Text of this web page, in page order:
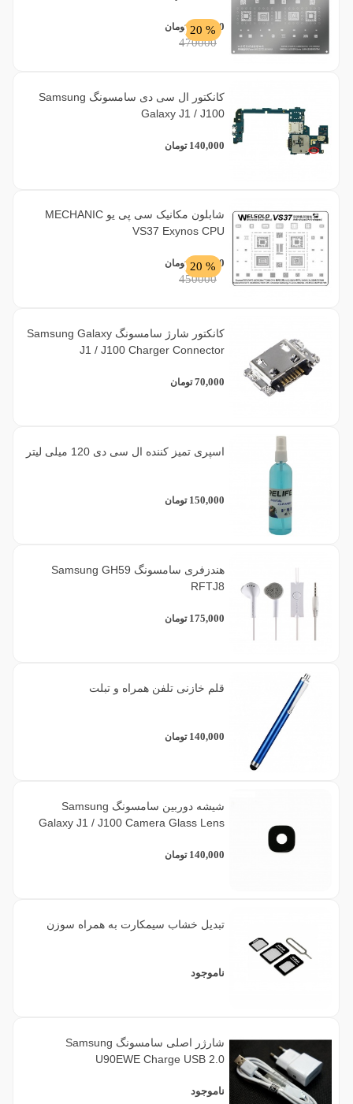
% 20
376,000 تومان
470000
کانکتور ال سی دی سامسونگ Samsung
Galaxy J1 / J100
140,000 تومان
شابلون مکانیک سی پی یو MECHANIC
VS37 Exynos CPU
% 20
360,000 تومان
450000
کانکتور شارژ سامسونگ Samsung Galaxy
J1 / J100 Charger Connector
70,000 تومان
اسپری تمیز کننده ال سی دی 120 میلی لیتر
150,000 تومان
هندزفری سامسونگ Samsung GH59
RFTJ8
175,000 تومان
قلم خازنی تلفن همراه و تبلت
140,000 تومان
شیشه دوربین سامسونگ Samsung
Galaxy J1 / J100 Camera Glass Lens
140,000 تومان
تبدیل خشاب سیمکارت به همراه سوزن
ناموجود
شارژر اصلی سامسونگ Samsung
U90EWE Charge USB 2.0
ناموجود